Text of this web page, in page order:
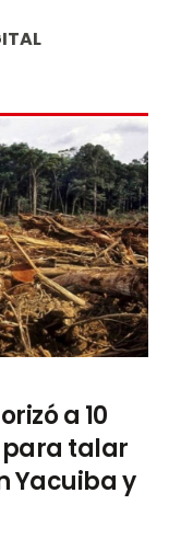
a 10
talar
Yacuiba y